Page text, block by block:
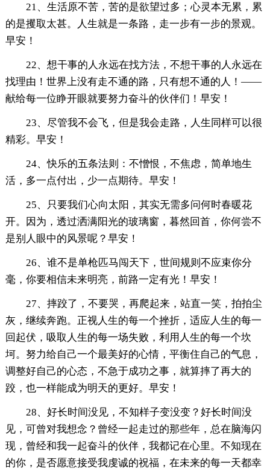
21、生活原不苦，苦的是欲望过多；心灵本无累，累
的是攫取太甚。人生就是一条路，走一步有一步的景观。
早安！
22、想干事的人永远在找方法，不想干事的人永远在
找理由！世界上没有走不通的路，只有想不通的人！——
献给每一位睁开眼就要努力奋斗的伙伴们！早安！
23、尽管我不会飞，但是我会走路，人生同样可以很
精彩。早安！
24、快乐的五条法则：不憎恨，不焦虑，简单地生
活，多一点付出，少一点期待。早安！
25、只要我们心向太阳，其实无需多问何时春暖花
开。因为，透过洒满阳光的玻璃窗，暮然回首，你何尝不
是别人眼中的风景呢？早安！
26、谁不是单枪匹马闯天下，世间规则不应束你分
毫，你要相信未来明亮，前路一定有光！早安！
27、摔跤了，不要哭，再爬起来，站直一笑，拍拍尘
灰，继续奔跑。正视人生的每一个挫折，适应人生的每一
回起伏，吸取人生的每一场失败，利用人生的每一个坎
坷。努力给自己一个最美好的心情，平衡住自己的气息，
调整好自己的心态，不急于成功之事，就算摔了再大的
跤，也一样能成为明天的更好。早安！
28、好长时间没见，不知样子变没变？好长时间没
见，可曾对我想念？曾经一起走过的那些年，总在脑海闪
现，曾经和我一起奋斗的伙伴，我都记在心里。不知现在
的你，是否愿意接受我虔诚的祝福，在未来的每一天都幸